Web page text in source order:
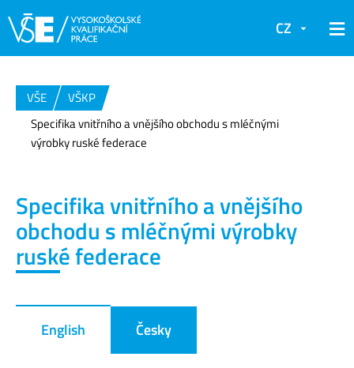
CZ
VŠE
VŠKP
Specifika vnitřního a vnějšího obchodu s mléčnými
výrobky ruské federace
Specifika vnitřního a vnějšího
obchodu s mléčnými výrobky
ruské federace
English Česky